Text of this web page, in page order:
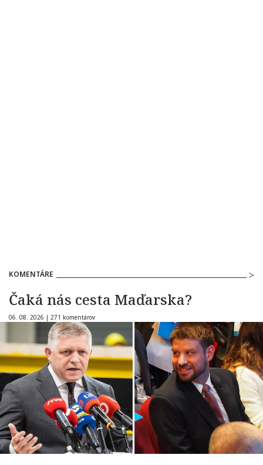
KOMENTÁRE
Čaká nás cesta Maďarska?
06. 08. 2026 | 271 komentárov